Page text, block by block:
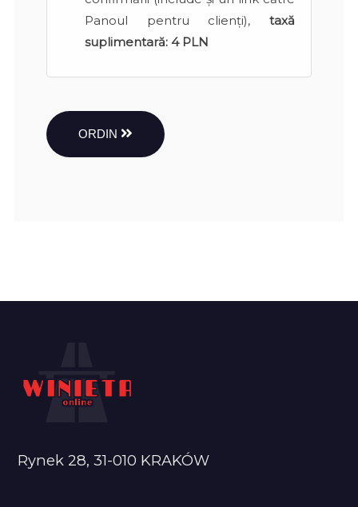
Panoul pentru clienți), taxă
suplimentară: 4 PLN
ORDIN
Rynek 28, 31-010 KRAKÓW